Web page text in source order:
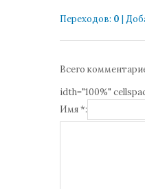
Переходов: 0 |
Всего
idth="100%"
Имя *: